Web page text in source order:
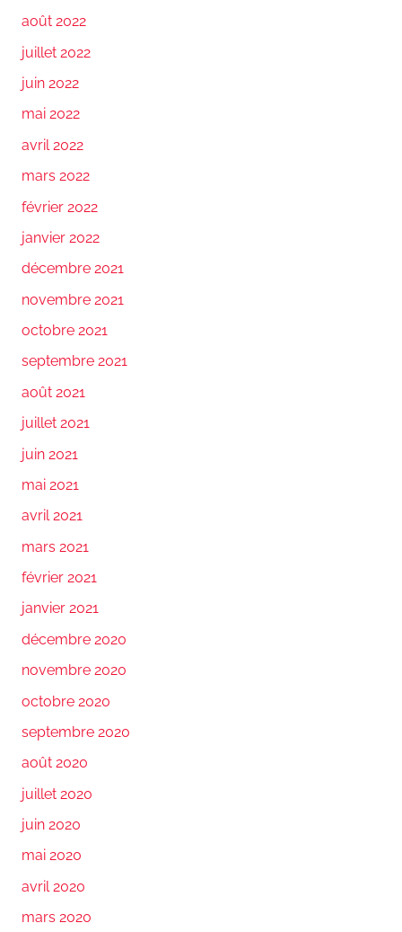
août 2022
juillet 2022
juin 2022
mai 2022
avril 2022
mars 2022
février 2022
janvier 2022
décembre 2021
novembre 2021
octobre 2021
septembre 2021
août 2021
juillet 2021
juin 2021
mai 2021
avril 2021
mars 2021
février 2021
janvier 2021
décembre 2020
novembre 2020
octobre 2020
septembre 2020
août 2020
juillet 2020
juin 2020
mai 2020
avril 2020
mars 2020